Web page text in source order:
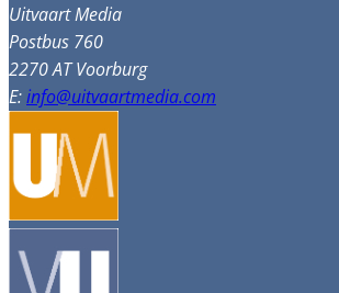
Uitvaart Media
Postbus 760
2270 AT Voorburg
E:info@uitvaartmedia.com